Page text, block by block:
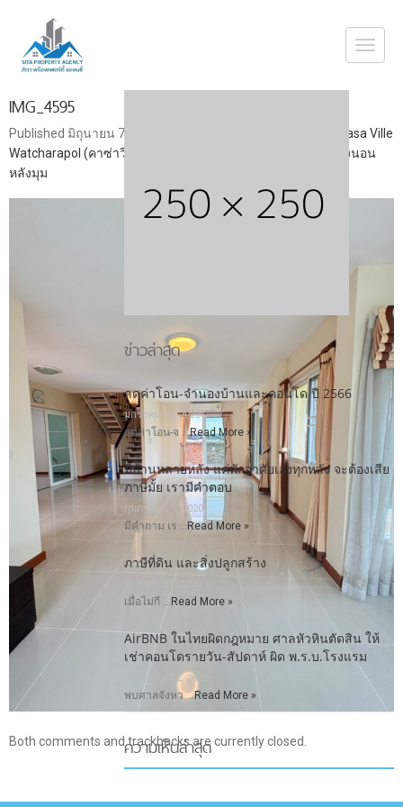
IMG_4595
Published มิถุนายน 7, 2025
ขายบ้านเดี่ยว Casa Ville
Watcharapol (คาซ่าวิลล์ วัชรพล-สุขาภิบาล5) สุดคุ้ม มีถึง 4 ห้องนอน
หลังมุม
Both comments and trackbacks are currently closed.
ข่าวล่าสุด
ลดค่าโอน-จำนองบ้านและคอนโด ปี 2566
มกราคม 25, 2023
ลดค่าโอน-จ …Read More »
มีบ้านหลายหลัง แค่พักอาศัยเองทุกหลัง จะต้องเสีย
ภาษีมั้ย เรามีคำตอบ
กุมภาพันธ์ 1, 2020
มีคำถาม เร … Read More »
ภาษีที่ดิน และสิ่งปลูกสร้าง
เมื่อไม่กี … Read More »
AirBNB ในไทยผิดกฎหมาย ศาลหัวหินตัดสิน ให้
เช่าคอนโดรายวัน-สัปดาห์ ผิด พ.ร.บ.โรงแรม
พฤษภาคม 12, 2018
พบศาลจังหว …Read More »
ความเห็นล่าสุด